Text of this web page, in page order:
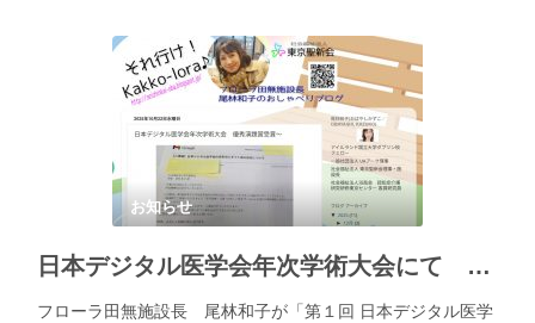
お知らせ
日本デジタル医学会年次学術大会にて 優秀演題賞を受賞
フローラ田無施設長 尾林和子が「第１回 日本デジタル医学